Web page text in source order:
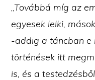
„Továbbá míg az
egyesek lelki,
-addig a táncban e
történések itt
is, és a